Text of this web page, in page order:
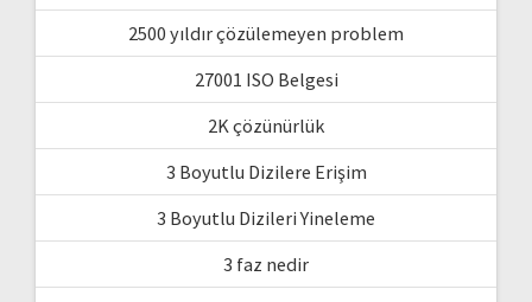
2500 yıldır çözülemeyen problem
27001 ISO Belgesi
2K çözünürlük
3 Boyutlu Dizilere Erişim
3 Boyutlu Dizileri Yineleme
3 faz nedir